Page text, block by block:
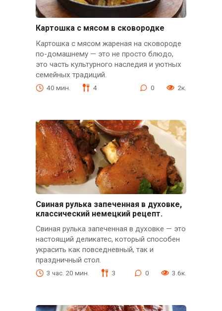
Картошка с мясом в сковородке
Картошка с мясом жареная на сковороде
по-домашнему — это не просто блюдо,
это часть культурного наследия и уютных
семейных традиций.
40 мин. 4 0 2к.
Свиная рулька запеченная в духовке,
классический немецкий рецепт.
Свиная рулька запеченная в духовке — это
настоящий деликатес, который способен
украсить как повседневный, так и
праздничный стол.
3 час. 20 мин. 3 0 3.6к.